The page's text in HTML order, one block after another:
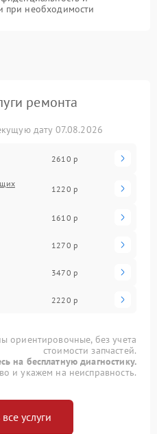
при необходимости
ремонта
дату 07.08.2026
2610 р
1220 р
1610 р
1270 р
3470 р
2220 р
ориентировочные, без учета
стоимости запчастей.
на бесплатную диагностику.
и укажем на неисправность.
услуги